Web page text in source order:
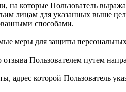
которые Пользователь
лицам для указанных выше
способами.
меры для защиты
отзыва Пользователем путем
адрес которой Пользователь